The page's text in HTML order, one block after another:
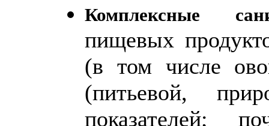
Комплексные
пищевых
(в том числе
(питьевой,
показателей;